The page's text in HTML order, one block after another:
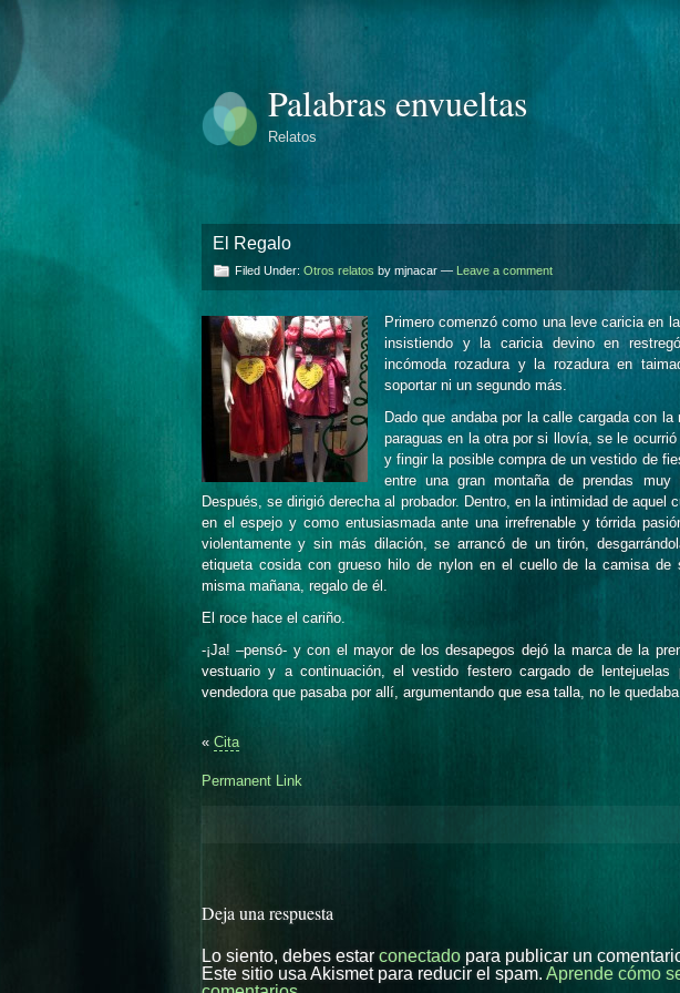
Palabras envueltas
Relatos
El Regalo
Filed Under: Otros relatos by mjnacar — Leave a comment
Primero comenzó como una leve caricia en
insistiendo y la caricia devino en
incómoda rozadura y la rozadura en
soportar ni un segundo más.
Dado que andaba por la calle cargada con
paraguas en la otra por si llovía, se le
y fingir la posible compra de un vestido de
entre una gran montaña de prendas muy
Después, se dirigió derecha al probador. Dentro, en la intimidad de aquel
en el espejo y como entusiasmada ante una irrefrenable y tórrida
violentamente y sin más dilación, se arrancó de un tirón,
etiqueta cosida con grueso hilo de nylon en el cuello de la camisa de
misma mañana, regalo de él.
El roce hace el cariño.
-¡Ja! –pensó- y con el mayor de los desapegos dejó la marca de la
vestuario y a continuación, el vestido festero cargado de
vendedora que pasaba por allí, argumentando que esa talla, no le
« Cita
Permanent Link
Deja una respuesta
Lo siento, debes estar conectado para publicar un
Este sitio usa Akismet para reducir el spam. Aprende cómo